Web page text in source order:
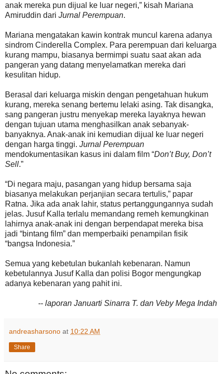
anak mereka pun dijual ke luar negeri,” kisah Mariana
Amiruddin dari Jurnal Perempuan.
Mariana mengatakan kawin kontrak muncul karena adanya
sindrom Cinderella Complex. Para perempuan dari keluarga
kurang mampu, biasanya bermimpi suatu saat akan ada
pangeran yang datang menyelamatkan mereka dari
kesulitan hidup.
Berasal dari keluarga miskin dengan pengetahuan hukum
kurang, mereka senang bertemu lelaki asing. Tak disangka,
sang pangeran justru menyekap mereka layaknya hewan
dengan tujuan utama menghasilkan anak sebanyak-
banyaknya. Anak-anak ini kemudian dijual ke luar negeri
dengan harga tinggi. Jurnal Perempuan
mendokumentasikan kasus ini dalam film “Don’t Buy, Don’t
Sell.”
“Di negara maju, pasangan yang hidup bersama saja
biasanya melakukan perjanjian secara tertulis,” papar
Ratna. Jika ada anak lahir, status pertanggungannya sudah
jelas. Jusuf Kalla terlalu memandang remeh kemungkinan
lahirnya anak-anak ini dengan berpendapat mereka bisa
jadi “bintang film” dan memperbaiki penampilan fisik
“bangsa Indonesia.”
Semua yang kebetulan bukanlah kebenaran. Namun
kebetulannya Jusuf Kalla dan polisi Bogor mengungkap
adanya kebenaran yang pahit ini.
-- laporan Januarti Sinarra T. dan Veby Mega Indah
andreasharsono at 10:22 AM
Share